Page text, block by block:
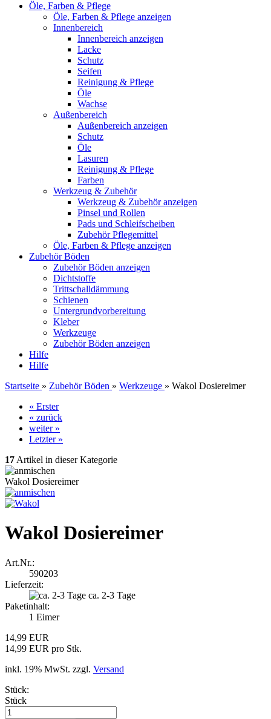
Öle, Farben & Pflege
Öle, Farben & Pflege anzeigen
Innenbereich
Innenbereich anzeigen
Lacke
Schutz
Seifen
Reinigung & Pflege
Öle
Wachse
Außenbereich
Außenbereich anzeigen
Schutz
Öle
Lasuren
Reinigung & Pflege
Farben
Werkzeug & Zubehör
Werkzeug & Zubehör anzeigen
Pinsel und Rollen
Pads und Schleifscheiben
Zubehör Pflegemittel
Öle, Farben & Pflege anzeigen
Zubehör Böden
Zubehör Böden anzeigen
Dichtstoffe
Trittschalldämmung
Schienen
Untergrundvorbereitung
Kleber
Werkzeuge
Zubehör Böden anzeigen
Hilfe
Hilfe
Startseite » Zubehör Böden » Werkzeuge » Wakol Dosiereimer
« Erster
« zurück
weiter »
Letzter »
17 Artikel in dieser Kategorie
Wakol Dosiereimer
Wakol Dosiereimer
Art.Nr.:
590203
Lieferzeit:
ca. 2-3 Tage
Paketinhalt:
1 Eimer
14,99 EUR
14,99 EUR pro Stk.
inkl. 19% MwSt. zzgl. Versand
Stück:
Stück